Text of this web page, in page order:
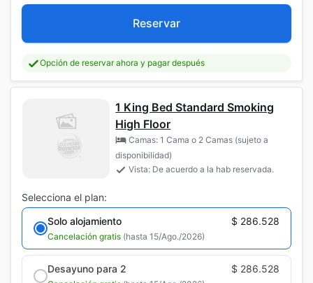
Reservar
Opción de reservar ahora y pagar después
1 King Bed Standard Smoking
High Floor
Camas: 1 Cama o 2 Camas (sujeto a
disponibilidad)
Vista: De acuerdo a la hab reservada.
Selecciona el plan:
Solo alojamiento
$ 286.528
Cancelación gratis (hasta 15/Ago./2026)
Desayuno para 2 $ 286.528